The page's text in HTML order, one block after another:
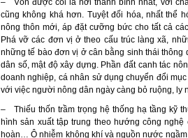
– Vốn được coi là nơi thanh bình nhất, với
cũng không khá hơn. Tuyệt đối hóa, nhất thể
nông thôn mới, áp đặt cưỡng bức cho tất cả
Phá vỡ các đơn vị ở theo cấu trúc làng xã,
những tế bào đơn vị ở cân bằng sinh thái thông
dân số, mật độ xây dựng. Phần đất canh tác
doanh nghiệp, cá nhân sử dụng chuyển đổi
với việc người nông dân ngày càng bỏ ruộng,
– Thiếu thốn trầm trọng hệ thống hạ tầng kỹ
hình sản xuất tập trung theo hướng công
hoàn… Ô nhiễm không khí và nguồn nước